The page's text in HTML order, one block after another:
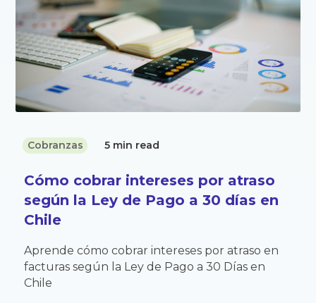
Cobranzas 5 min read
Cómo cobrar intereses por atraso
según la Ley de Pago a 30 días en
Chile
Aprende cómo cobrar intereses por atraso en
facturas según la Ley de Pago a 30 Días en
Chile